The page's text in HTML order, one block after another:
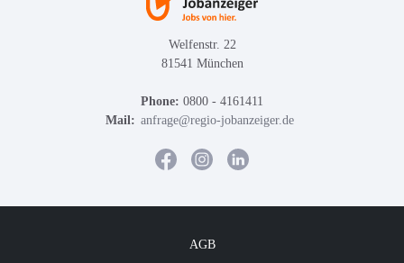
Welfenstr. 22
81541 München
Phone: 0800 - 4161411
Mail: anfrage@regio-jobanzeiger.de
AGB